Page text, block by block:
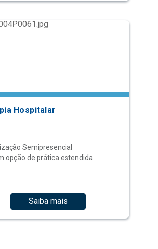
Hospitalar
Semipresencial
opção de prática estendida
Saiba mais